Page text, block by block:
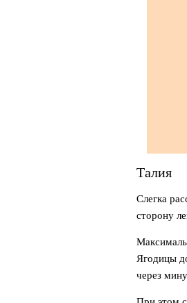
Талия
Слегка
сторону
Ягодицы
через